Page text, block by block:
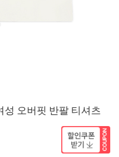
성 오버핏 반팔 티셔츠